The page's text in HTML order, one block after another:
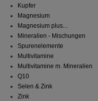
Kupfer
Magnesium
Magnesium plus...
Mineralien - Mischungen
Spurenelemente
Multivitamine
Multivitamine m. Mineralien
Q10
Selen & Zink
Zink